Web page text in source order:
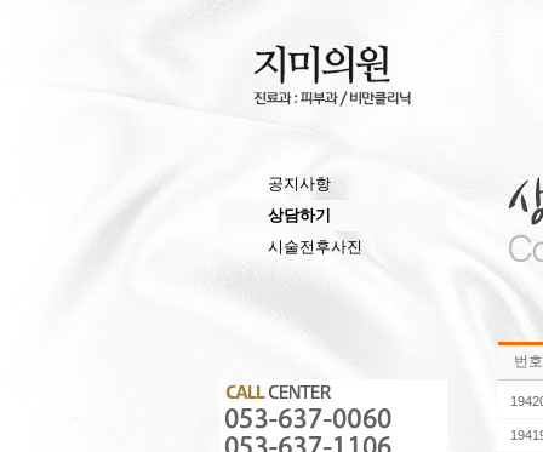
공지사항
상담하기
시술전후사진
번호